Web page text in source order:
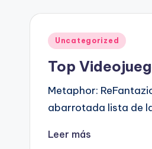
Publicado
Uncategorized
Top
Metaphor:
abarrotada lista de
Leer más